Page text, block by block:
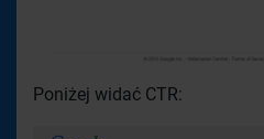
Poniżej widać CTR: